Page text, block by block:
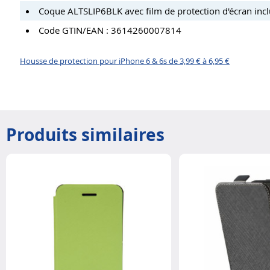
Coque ALTSLIP6BLK avec film de protection d'écran
Code GTIN/EAN : 3614260007814
Housse de protection pour iPhone 6 & 6s de 3,99 € à 6,95 €
Produits similaires